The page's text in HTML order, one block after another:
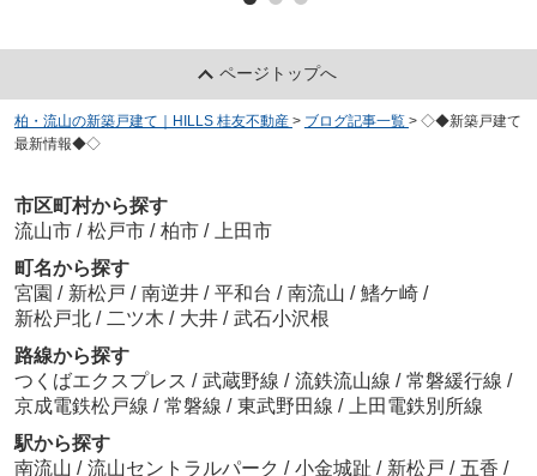
ページトップへ
柏・流山の新築戸建て｜HILLS 桂友不動産 > ブログ記事一覧 > ◇◆新築戸建て
最新情報◆◇
市区町村から探す
流山市 / 松戸市 / 柏市 /
上田市
町名から探す
宮園 / 新松戸 / 南逆井 / 平和台 / 南流山 / 鰭ケ崎 /
新松戸北 / 二ツ木 / 大井 / 武石小沢根
路線から探す
つくばエクスプレス / 武蔵野線 / 流鉄流山線 / 常磐緩行線 /
京成電鉄松戸線 / 常磐線 / 東武野田線 /
上田電鉄別所線
駅から探す
南流山 / 流山セントラルパーク / 小金城趾 / 新松戸 / 五香 /